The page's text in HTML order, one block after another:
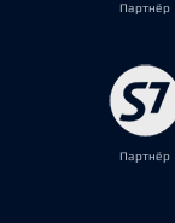
Партнёр
Партнёр